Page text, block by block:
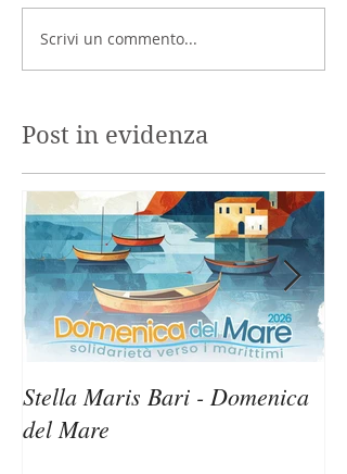
Scrivi un commento...
Post in evidenza
Stella Maris Bari - Domenica
del Mare